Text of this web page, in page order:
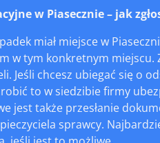
w Piasecznie – jak
miał miejsce w
w tym konkretnym miejscu.
Jeśli chcesz ubiegać się o
to w siedzibie firmy
jest także przesłanie
sprawcy.